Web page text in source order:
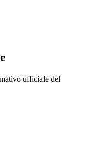
ufficiale del